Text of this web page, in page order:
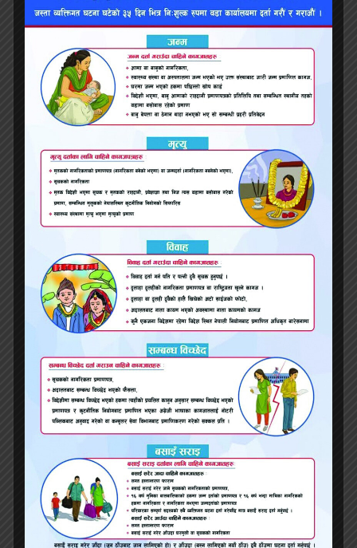
सार्वजनिक सेवा लिन बाधा नपुग्ने गरी राष्ट्रिय परिचयपत्र
लागू गर्न सर्वोच्चको परमादेश
सेनाको लागि हिमालय बैंकमा एलसी नखोल्‍ने बताएपछि
इन्भेस्टमेन्ट बैंकमार्फत एलसी खुला गर्दै
कहिले खुल्छ एमाले नेता भानुभक्त ढकाल संलग्‍न ओम्‍नीको
भ्रष्टाचारको फाइल ?